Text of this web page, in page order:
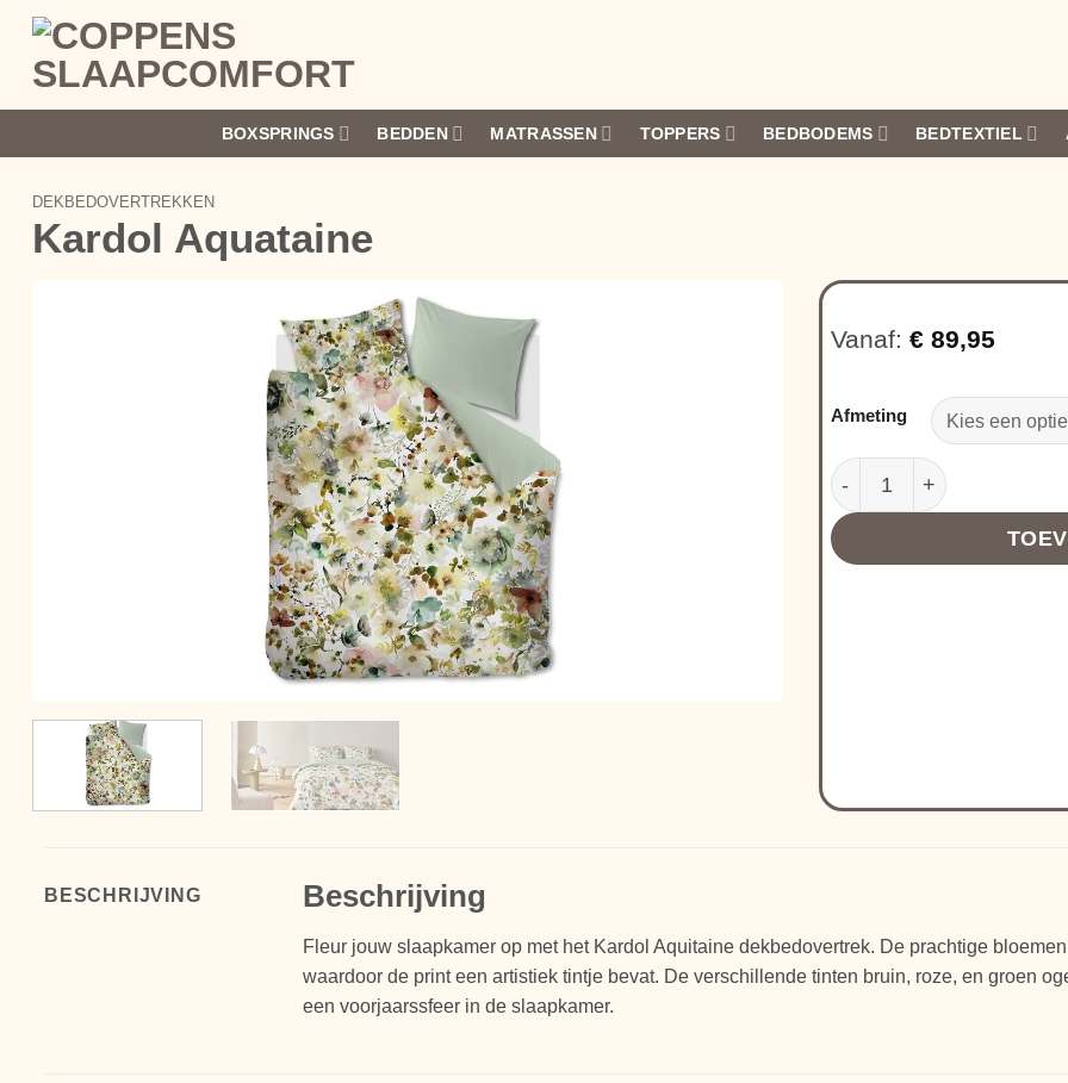
inhoud
BOXSPRINGS BEDDEN MATRASSEN TOPPERS BEDBODEMS BEDTEXTIEL
DEKBEDOVERTREKKEN
Kardol Aquataine
Vanaf: € 89,95
Afmeting
Kardol Aquataine aantal
BESCHRIJVING Beschrijving
Fleur jouw slaapkamer op met het Kardol Aquitaine dekbedovertrek. De prachtige
waardoor de print een artistiek tintje bevat. De verschillende tinten bruin, roze, en groen
een voorjaarssfeer in de slaapkamer.